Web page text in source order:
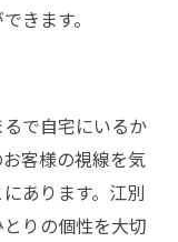
きます。
で自宅にいるか
客様の視線を気
あります。江別
りの個性を大切